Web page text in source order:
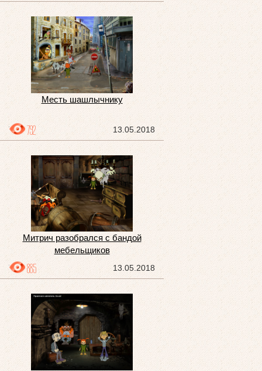
Месть шашлычнику
13.05.2018
792
Митрич разобрался с бандой
мебельщиков
13.05.2018
885